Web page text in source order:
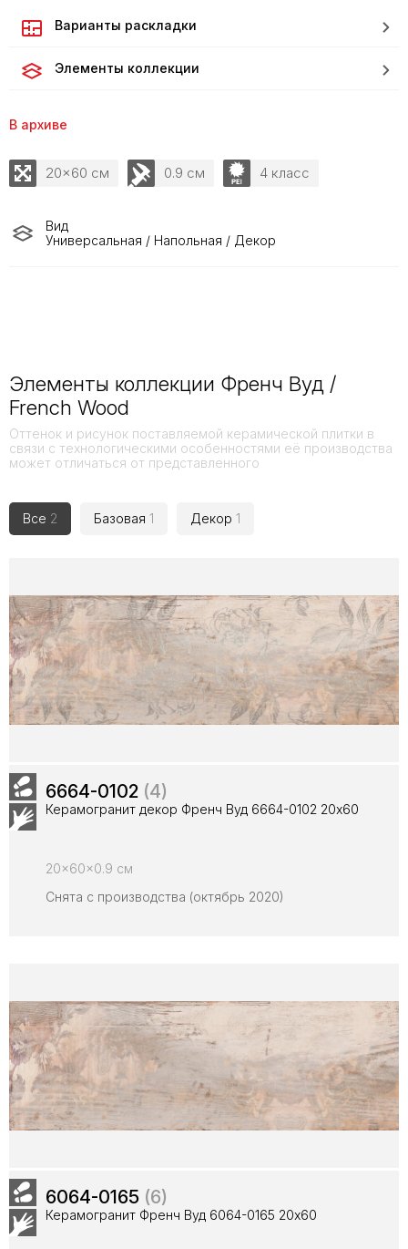
Варианты раскладки
Элементы коллекции
В архиве
20x60 см 0.9 см 4 класс
Вид
Универсальная / Напольная / Декор
Элементы коллекции Френч Вуд /
French Wood
Оттенок и рисунок поставляемой керамической плитки в
связи с технологическими особенностями её производства
может отличаться от представленного
Все 2 Базовая 1 Декор 1
6664-0102 (4)
Керамогранит декор Френч Вуд 6664-0102 20x60
20x60x0.9 см
Снята с производства (октябрь 2020)
6064-0165 (6)
Керамогранит Френч Вуд 6064-0165 20x60